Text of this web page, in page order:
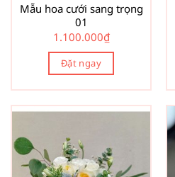
Mẫu hoa cưới sang trọng
01
1.100.000₫
Đặt ngay